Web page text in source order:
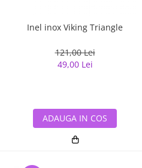
Inel inox Viking Triangle
121,00 Lei
49,00 Lei
ADAUGA IN COS